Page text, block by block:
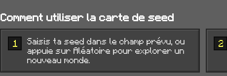
Comment utiliser la carte de seed
1
Saisis ta seed dans le champ prévu, ou
appuie sur Aléatoire pour explorer un
nouveau monde.
2